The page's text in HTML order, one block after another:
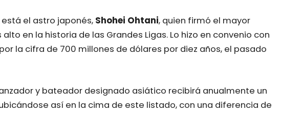
el astro japonés, Shohei Ohtani, quien firmó el mayor
en la historia de las Grandes Ligas. Lo hizo en convenio con
la cifra de 700 millones de dólares por diez años, el pasado
y bateador designado asiático recibirá anualmente un
así en la cima de este listado, con una diferencia de